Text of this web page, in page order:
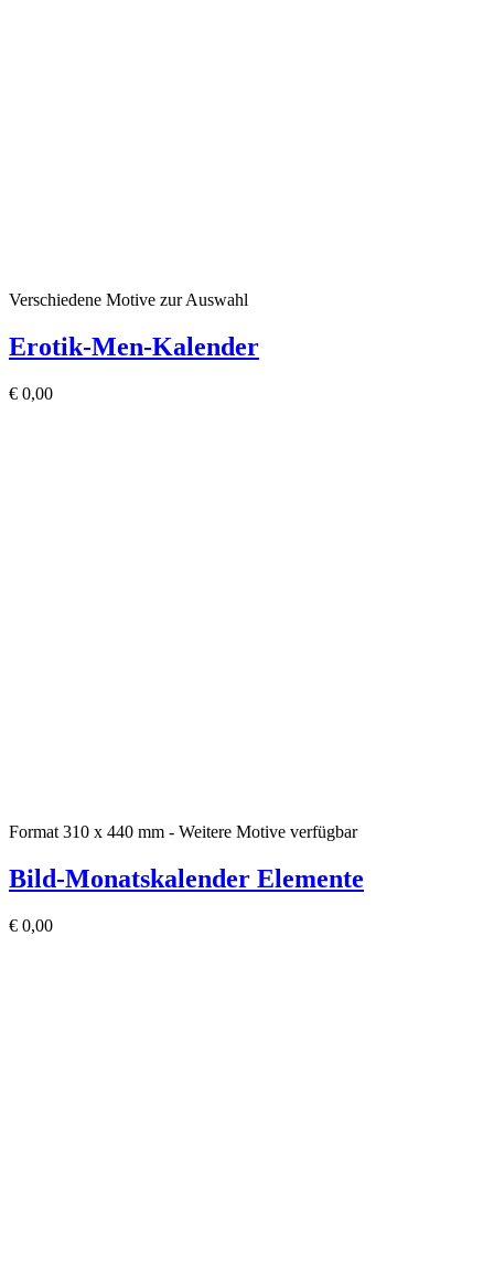
Verschiedene Motive zur Auswahl
Erotik-Men-Kalender
€ 0,00
Format 310 x 440 mm - Weitere Motive verfügbar
Bild-Monatskalender Elemente
€ 0,00